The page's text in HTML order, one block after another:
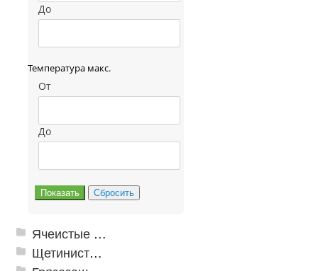
До
Температура макс.
От
До
Ячеистые грязезащитные покрытия
Щетинистые покрытия